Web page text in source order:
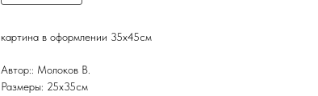
картина в оформлении 35х45см
Автор:: Молоков В.
Размеры: 25х35см